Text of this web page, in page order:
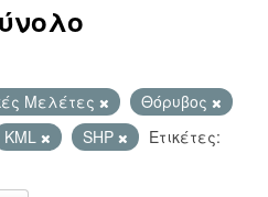
Μελέτες
Θόρυβος
KML SHP
Ετικέτες: